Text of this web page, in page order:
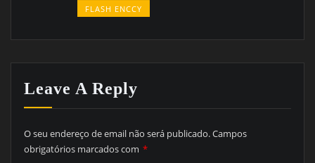
FLASH ENCCY
Leave A Reply
O seu endereço de email não será publicado.Campos
obrigatórios marcados com *